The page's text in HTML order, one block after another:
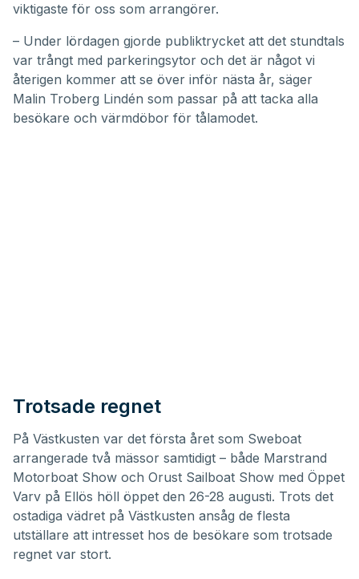
viktigaste för oss som arrangörer.
– Under lördagen gjorde publiktrycket att det stundtals
var trångt med parkeringsytor och det är något vi
återigen kommer att se över inför nästa år, säger
Malin Troberg Lindén som passar på att tacka alla
besökare och värmdöbor för tålamodet.
Trotsade regnet
På Västkusten var det första året som Sweboat
arrangerade två mässor samtidigt – både Marstrand
Motorboat Show och Orust Sailboat Show med Öppet
Varv på Ellös höll öppet den 26-28 augusti. Trots det
ostadiga vädret på Västkusten ansåg de flesta
utställare att intresset hos de besökare som trotsade
regnet var stort.